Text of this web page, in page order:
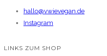
hallo@vwievegan.de
Instagram
LINKS ZUM SHOP